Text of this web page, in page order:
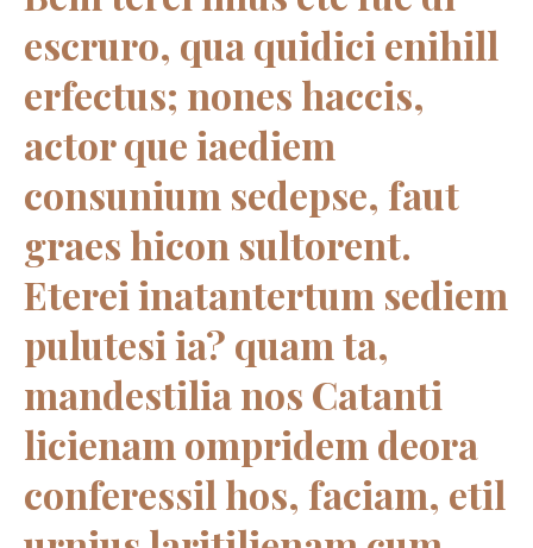
escruro, qua quidici enihill
erfectus; nones haccis,
actor que iaediem
consunium sedepse, faut
graes hicon sultorent.
Eterei inatantertum sediem
pulutesi ia? quam ta,
mandestilia nos Catanti
licienam ompridem deora
conferessil hos, faciam, etil